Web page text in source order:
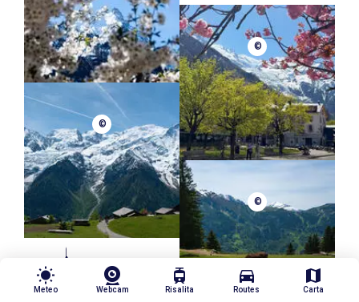
©
©
©
wb_sunny
Meteo Webcam
tram
Risalita
directions_car
Routes
map
Carta